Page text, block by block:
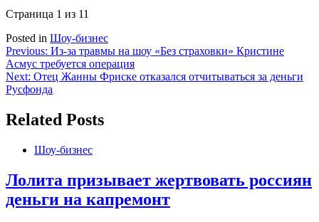
Страница 1 из 11
Posted in Шоу-бизнес
Навигация
по
записям
Previous: Из-за травмы на шоу «Без страховки» Кристине
Асмус требуется операция
Next: Отец Жанны Фриске отказался отчитываться за деньги
Русфонда
Related Posts
Шоу-бизнес
Лолита призывает жертвовать россиян
деньги на капремонт